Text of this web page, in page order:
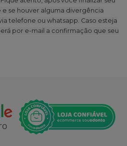
se houver alguma divergência
telefone ou whatsapp. Caso esteja
por e-mail a confirmação que seu